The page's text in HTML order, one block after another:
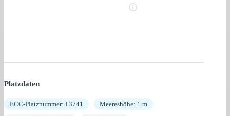
Platzdaten
ECC-Platznummer: I 3741 Meereshöhe: 1 m